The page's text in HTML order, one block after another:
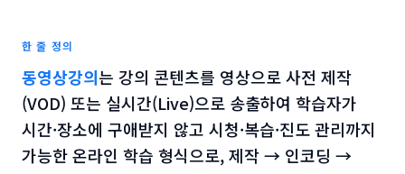
한 줄 정의
동영상강의는 강의 콘텐츠를 영상으로 사전 제작
(VOD) 또는 실시간(Live)으로 송출하여 학습자가
시간·장소에 구애받지 않고 시청·복습·진도 관리까지
가능한 온라인 학습 형식으로, 제작 → 인코딩 →